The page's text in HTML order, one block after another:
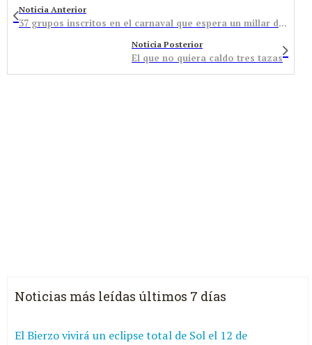
Noticia Anterior
37 grupos inscritos en el carnaval que espera un millar de personas en el desfile del sábado
Noticia Posterior
El que no quiera caldo tres tazas
Noticias más leídas últimos 7 días
El Bierzo vivirá un eclipse total de Sol el 12 de